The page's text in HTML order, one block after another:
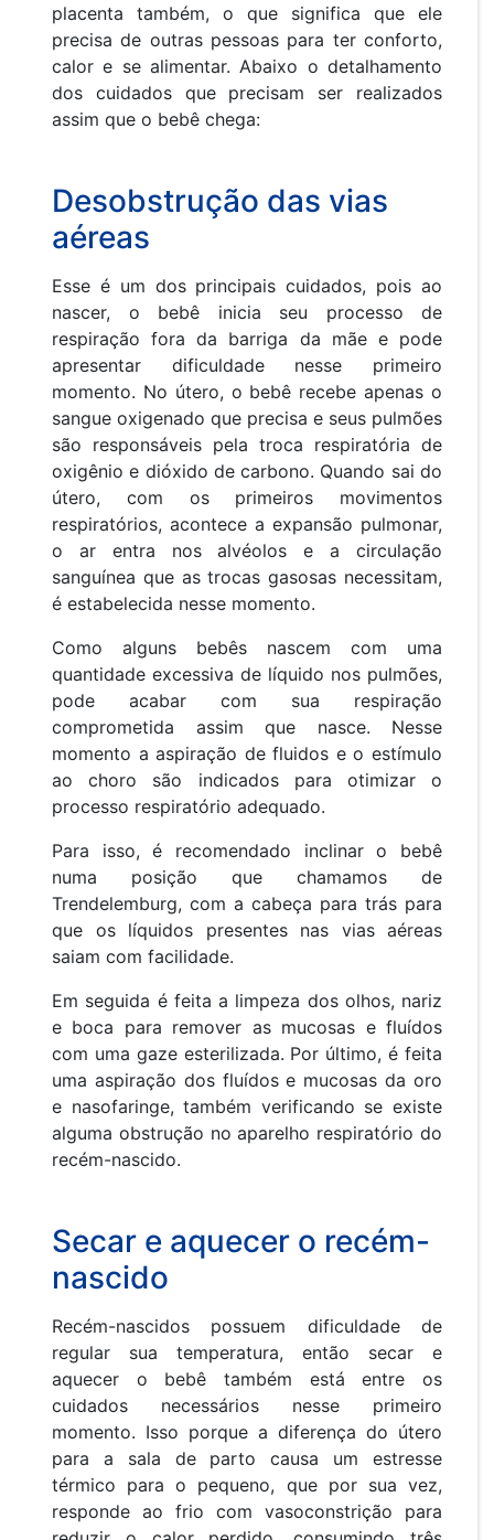
placenta também, o que significa que ele
precisa de outras pessoas para ter conforto,
calor e se alimentar. Abaixo o detalhamento
dos cuidados que precisam ser realizados
assim que o bebê chega:
Desobstrução das vias
aéreas
Esse é um dos principais cuidados, pois ao
nascer, o bebê inicia seu processo de
respiração fora da barriga da mãe e pode
apresentar dificuldade nesse primeiro
momento. No útero, o bebê recebe apenas o
sangue oxigenado que precisa e seus pulmões
são responsáveis pela troca respiratória de
oxigênio e dióxido de carbono. Quando sai do
útero, com os primeiros movimentos
respiratórios, acontece a expansão pulmonar,
o ar entra nos alvéolos e a circulação
sanguínea que as trocas gasosas necessitam,
é estabelecida nesse momento.
Como alguns bebês nascem com uma
quantidade excessiva de líquido nos pulmões,
pode acabar com sua respiração
comprometida assim que nasce. Nesse
momento a aspiração de fluidos e o estímulo
ao choro são indicados para otimizar o
processo respiratório adequado.
Para isso, é recomendado inclinar o bebê
numa posição que chamamos de
Trendelemburg, com a cabeça para trás para
que os líquidos presentes nas vias aéreas
saiam com facilidade.
Em seguida é feita a limpeza dos olhos, nariz
e boca para remover as mucosas e fluídos
com uma gaze esterilizada. Por último, é feita
uma aspiração dos fluídos e mucosas da oro
e nasofaringe, também verificando se existe
alguma obstrução no aparelho respiratório do
recém-nascido.
Secar e aquecer o recém-
nascido
Recém-nascidos possuem dificuldade de
regular sua temperatura, então secar e
aquecer o bebê também está entre os
cuidados necessários nesse primeiro
momento. Isso porque a diferença do útero
para a sala de parto causa um estresse
térmico para o pequeno, que por sua vez,
responde ao frio com vasoconstrição para